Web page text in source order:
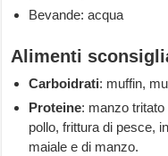
Bevande: acqua
Alimenti
Carboidrati: muffin,
Proteine: manzo
pollo, frittura di pesce,
maiale e di manzo.